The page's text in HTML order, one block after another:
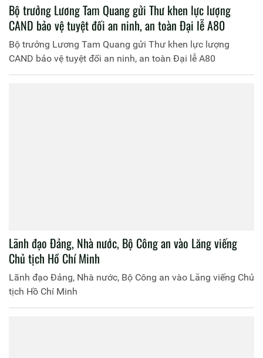
Bộ trưởng Lương Tam Quang gửi Thư khen lực lượng
CAND bảo vệ tuyệt đối an ninh, an toàn Đại lễ A80
Bộ trưởng Lương Tam Quang gửi Thư khen lực lượng
CAND bảo vệ tuyệt đối an ninh, an toàn Đại lễ A80
Lãnh đạo Đảng, Nhà nước, Bộ Công an vào Lăng viếng
Chủ tịch Hồ Chí Minh
Lãnh đạo Đảng, Nhà nước, Bộ Công an vào Lăng viếng Chủ
tịch Hồ Chí Minh